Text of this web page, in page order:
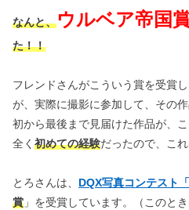
なんと、ウルベア帝国
た！！
フレンドさんがこういう賞を受賞
が、実際に撮影に参加して、その
初から最後まで見届けた作品が、
全く 初めての経験だったので、こ
とろさんは、 DQX写真コンテスト
賞 」を受賞しています。（このと